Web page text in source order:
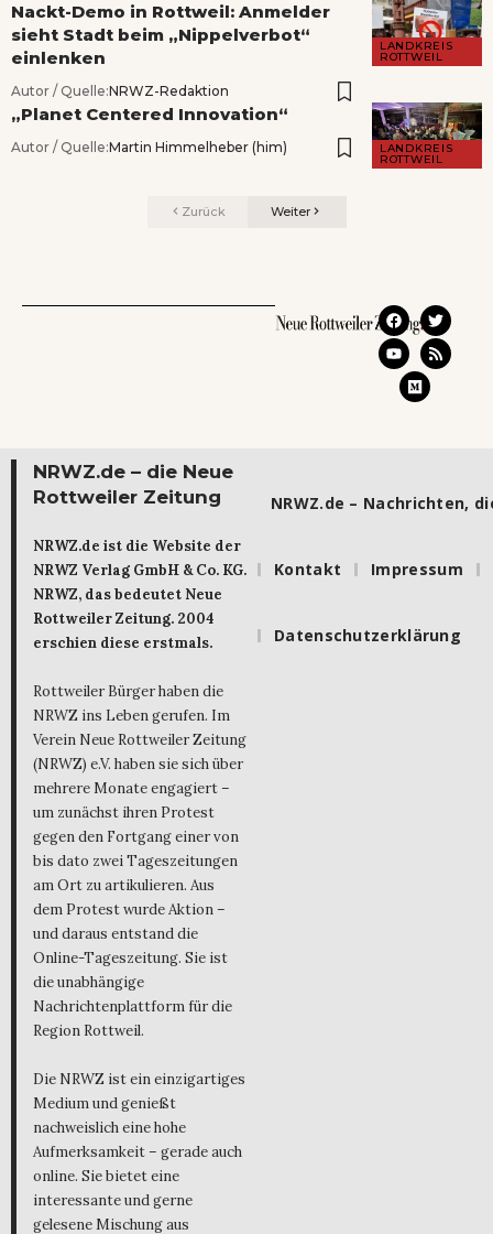
LANDKREIS
ROTTWEIL
Nackt-Demo in Rottweil: Anmelder
sieht Stadt beim „Nippelverbot“
einlenken
Autor / Quelle:NRWZ-Redaktion
LANDKREIS
ROTTWEIL
„Planet Centered Innovation“
Autor / Quelle:Martin Himmelheber (him)
Zurück Weiter
NRWZ.de – die Neue
Rottweiler Zeitung
NRWZ.de ist die Website der
NRWZ Verlag GmbH & Co. KG.
NRWZ, das bedeutet Neue
Rottweiler Zeitung. 2004
erschien diese erstmals.
Rottweiler Bürger haben die
NRWZ ins Leben gerufen. Im
Verein Neue Rottweiler Zeitung
(NRWZ) e.V. haben sie sich über
mehrere Monate engagiert –
um zunächst ihren Protest
gegen den Fortgang einer von
bis dato zwei Tageszeitungen
am Ort zu artikulieren. Aus
dem Protest wurde Aktion –
und daraus entstand die
Online-Tageszeitung. Sie ist
die unabhängige
Nachrichtenplattform für die
Region Rottweil.
Die NRWZ ist ein einzigartiges
Medium und genießt
nachweislich eine hohe
Aufmerksamkeit – gerade auch
online. Sie bietet eine
interessante und gerne
gelesene Mischung aus
NRWZ.de – Nachrichten,
Kontakt Impressum
Datenschutzerklärung